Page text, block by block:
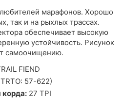
марафонов. Хорошо
так и на рыхлых трассах.
обеспечивает высокую
устойчивость. Рисунок
самоочищению.
FIEND
57-622)
корда: 27 TPI